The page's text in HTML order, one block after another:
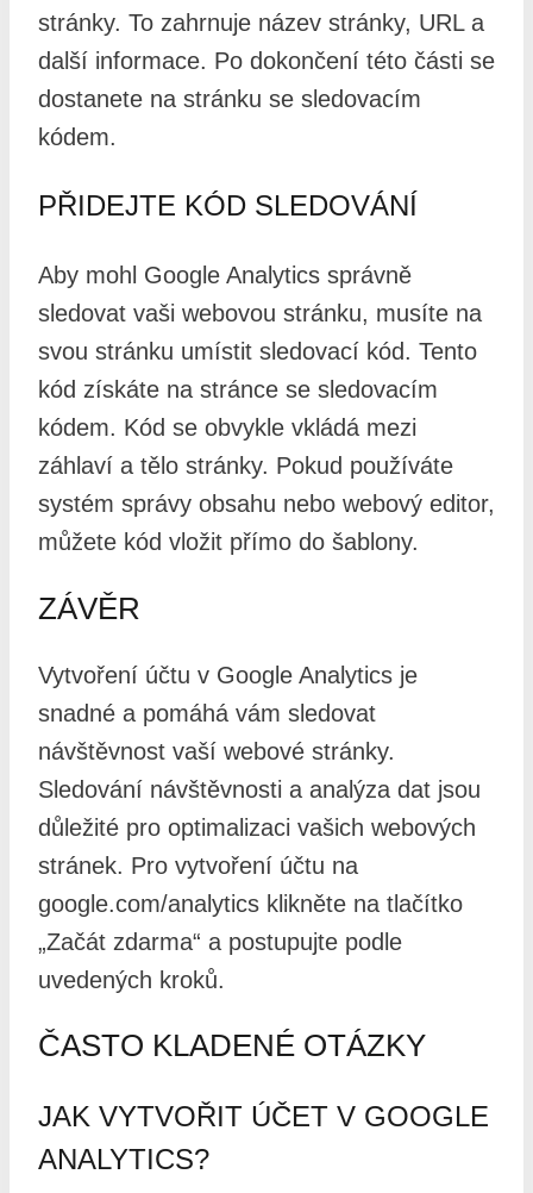
stránky. To zahrnuje název stránky, URL a
další informace. Po dokončení této části se
dostanete na stránku se sledovacím
kódem.
PŘIDEJTE KÓD SLEDOVÁNÍ
Aby mohl Google Analytics správně
sledovat vaši webovou stránku, musíte na
svou stránku umístit sledovací kód. Tento
kód získáte na stránce se sledovacím
kódem. Kód se obvykle vkládá mezi
záhlaví a tělo stránky. Pokud používáte
systém správy obsahu nebo webový editor,
můžete kód vložit přímo do šablony.
ZÁVĚR
Vytvoření účtu v Google Analytics je
snadné a pomáhá vám sledovat
návštěvnost vaší webové stránky.
Sledování návštěvnosti a analýza dat jsou
důležité pro optimalizaci vašich webových
stránek. Pro vytvoření účtu na
google.com/analytics klikněte na tlačítko
„Začát zdarma“ a postupujte podle
uvedených kroků.
ČASTO KLADENÉ OTÁZKY
JAK VYTVOŘIT ÚČET V GOOGLE
ANALYTICS?